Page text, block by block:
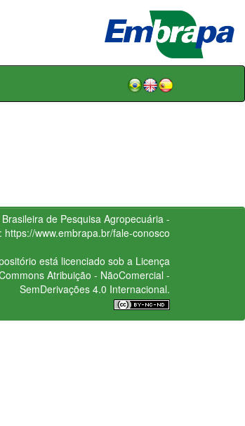
de Pesquisa Agropecuária -
https://www.embrapa.br/fale-conosco
está licenciado sob a Licença
Atribuição - NãoComercial -
SemDerivações 4.0 Internacional.